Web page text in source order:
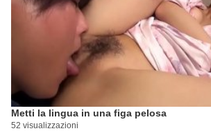
Metti la lingua in una figa pelosa
52 visualizzazioni